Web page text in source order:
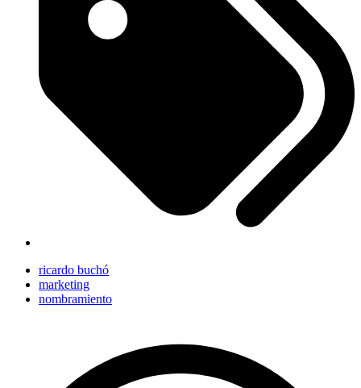
ricardo buchó
marketing
nombramiento